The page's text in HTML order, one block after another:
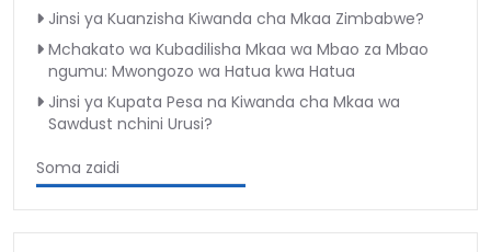
Jinsi ya Kuanzisha Kiwanda cha Mkaa Zimbabwe?
Mchakato wa Kubadilisha Mkaa wa Mbao za Mbao
ngumu: Mwongozo wa Hatua kwa Hatua
Jinsi ya Kupata Pesa na Kiwanda cha Mkaa wa
Sawdust nchini Urusi?
Soma zaidi